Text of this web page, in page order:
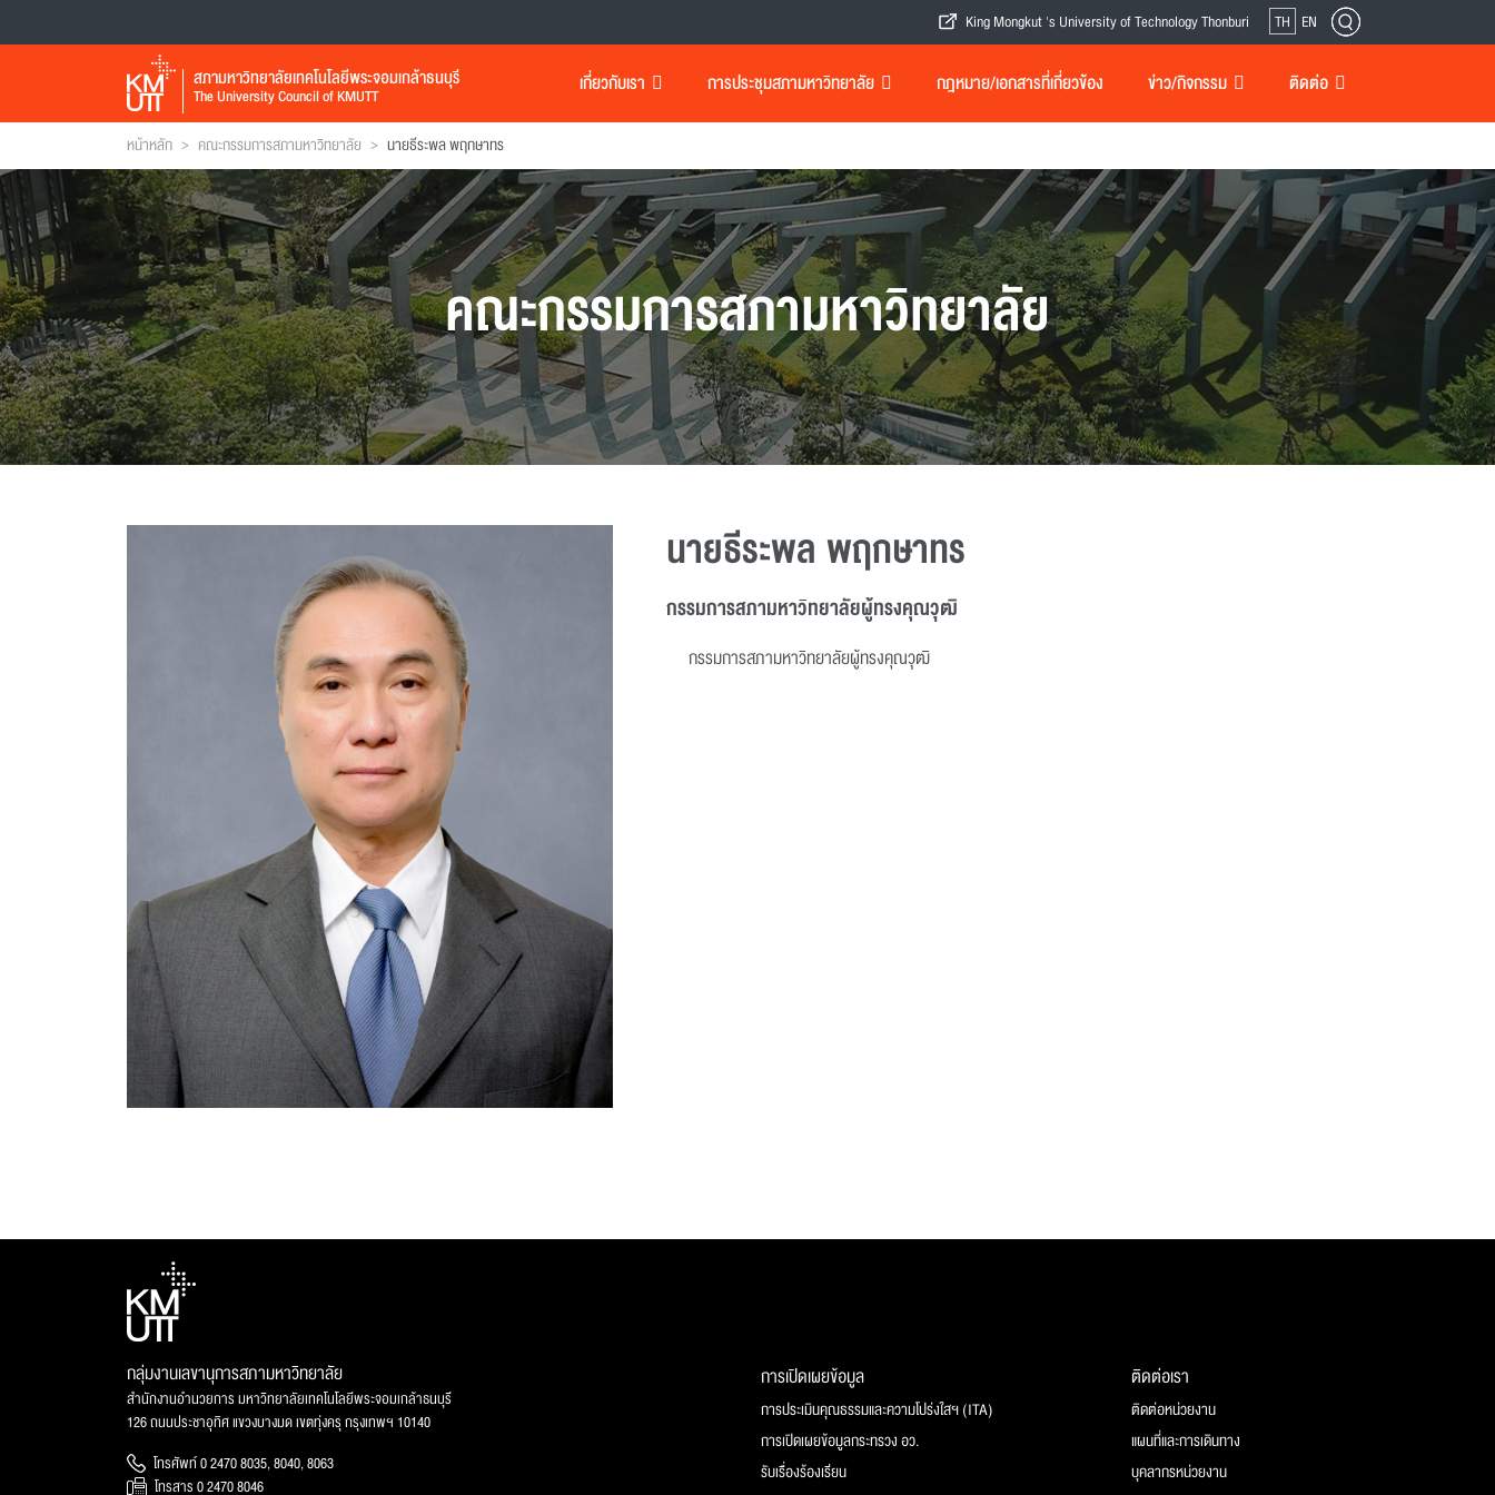
King Mongkut 's University of Technology Thonburi TH EN
สภามหาวิทยาลัยเทคโนโลยีพระจอมเกล้าธนบุรี
The University Council of KMUTT เกี่ยวกับเรา การประชุมสภามหาวิทยาลัย กฎหมาย/เอกสารที่เกี่ยวข้อง ข่าว/กิจกรรม ติดต่อ
หน้าหลัก > คณะกรรมการสภามหาวิทยาลัย > นายธีระพล พฤกษาทร
คณะกรรมการสภามหาวิทยาลัย
นายธีระพล พฤกษาทร
กรรมการสภามหาวิทยาลัยผู้ทรงคุณวุฒิ
กรรมการสภามหาวิทยาลัยผู้ทรงคุณวุฒิ
กลุ่มงานเลขานุการสภามหาวิทยาลัย
สำนักงานอำนวยการ มหาวิทยาลัยเทคโนโลยีพระจอมเกล้าธนบุรี
126 ถนนประชาอุทิศ แขวงบางมด เขตทุ่งครุ กรุงเทพฯ 10140
โทรศัพท์ 0 2470 8035, 8040, 8063
โทรสาร 0 2470 8046
การเปิดเผยข้อมูล
การประเมินคุณธรรมและความโปร่งใสฯ (ITA)
การเปิดเผยข้อมูลกระทรวง อว.
รับเรื่องร้องเรียน
ติดต่อเรา
ติดต่อหน่วยงาน
แผนที่และการเดินทาง
บุคลากรหน่วยงาน